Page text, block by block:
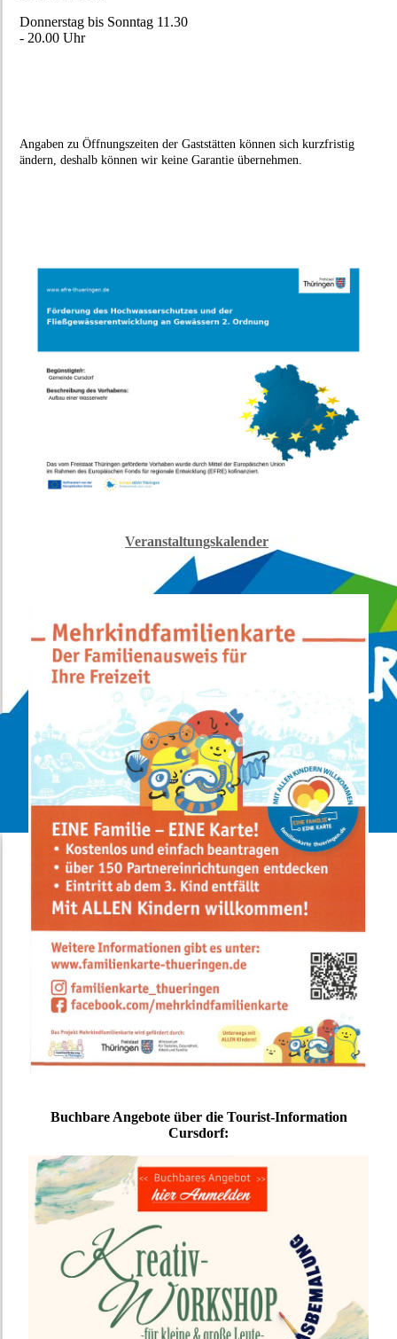
Donnerstag bis Sonntag 11.30
- 20.00 Uhr
Angaben zu Öffnungszeiten der Gaststätten können sich kurzfristig
ändern, deshalb können wir keine Garantie übernehmen.
Veranstaltungskalender
Buchbare Angebote über die Tourist-Information
Cursdorf: